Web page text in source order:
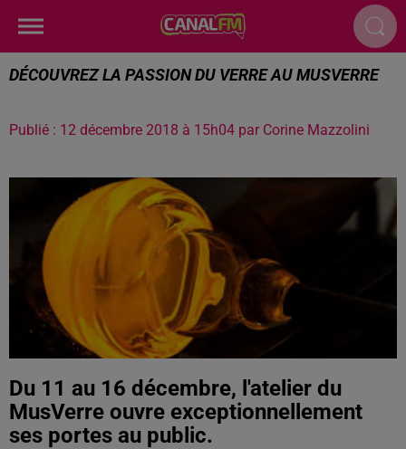
DÉCOUVREZ LA PASSION DU VERRE AU MUSVERRE
Publié : 12 décembre 2018 à 15h04 par Corine Mazzolini
Du 11 au 16 décembre, l'atelier du
MusVerre ouvre exceptionnellement
ses portes au public.